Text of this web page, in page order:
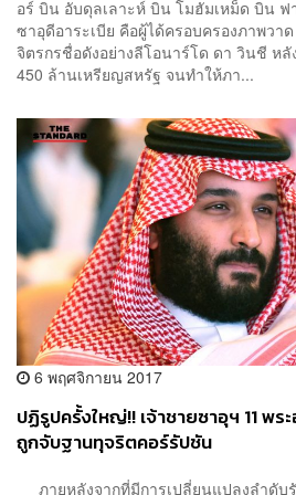
อร์ บิน อับดุลเลาะห์ บิน โมฮัมเหม็ด บิน
ซาอุดีอาระเบีย คือผู้ได้ครอบครองภาพวา
จิตรกรชื่อดังอย่างลีโอนาร์โด ดา วินชี ห
450 ล้านเหรียญสหรัฐ จนทำให้ภา...
6 พฤศจิกายน 2017
ปฏิรูปครั้งใหญ่!! เจ้าชายซาอุฯ 11 พ
ถูกจับฐานทุจริตคอร์รัปชัน
ภายหลังจากที่มีการเปลี่ยนแปลงลำดับ